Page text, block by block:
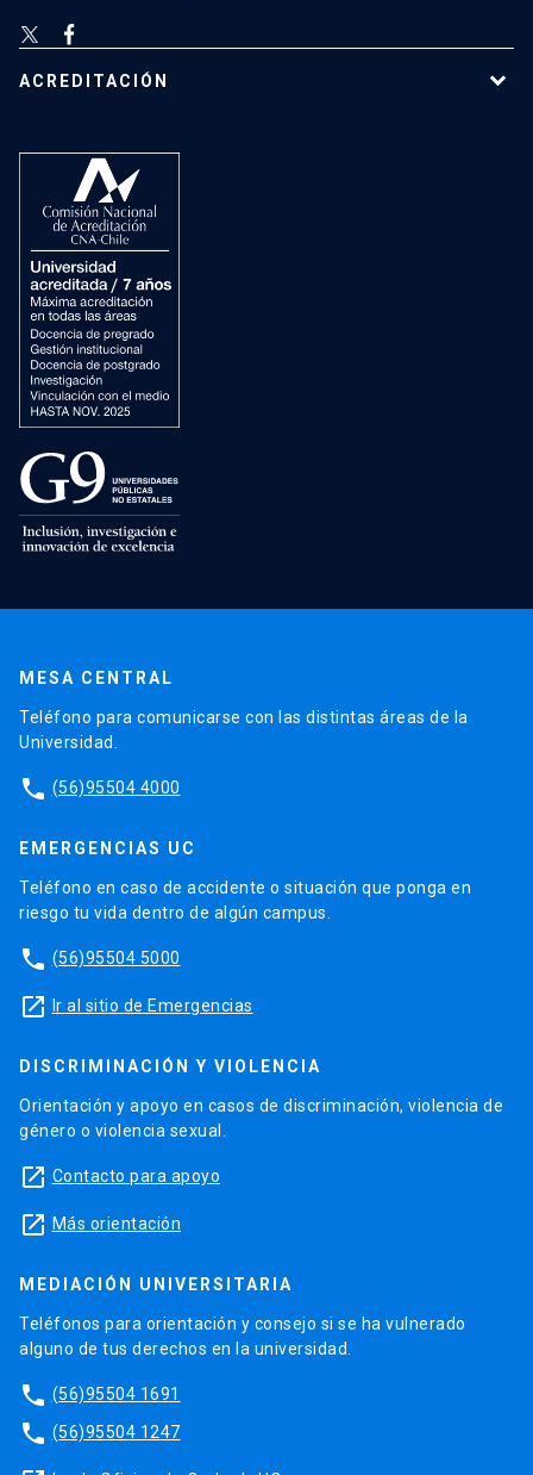
ACREDITACIÓN
MESA CENTRAL
Teléfono para comunicarse con las distintas áreas de la
Universidad.
phone (56)95504 4000
EMERGENCIAS UC
Teléfono en caso de accidente o situación que ponga en
riesgo tu vida dentro de algún campus.
phone (56)95504 5000
launch Ir al sitio de Emergencias
DISCRIMINACIÓN Y VIOLENCIA
Orientación y apoyo en casos de discriminación, violencia de
género o violencia sexual.
launch Contacto para apoyo
launch Más orientación
MEDIACIÓN UNIVERSITARIA
Teléfonos para orientación y consejo si se ha vulnerado
alguno de tus derechos en la universidad.
phone (56)95504 1691
phone (56)95504 1247